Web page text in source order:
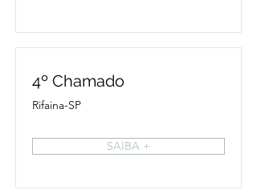
4º Chamado
Rifaina-SP
SAIBA +